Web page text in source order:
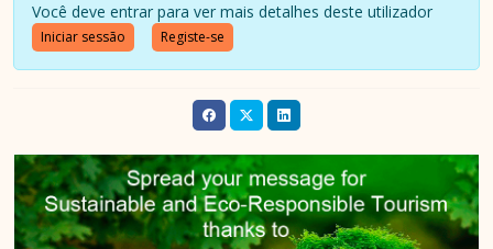
Você deve entrar para ver mais detalhes deste utilizador
Iniciar sessão Registe-se